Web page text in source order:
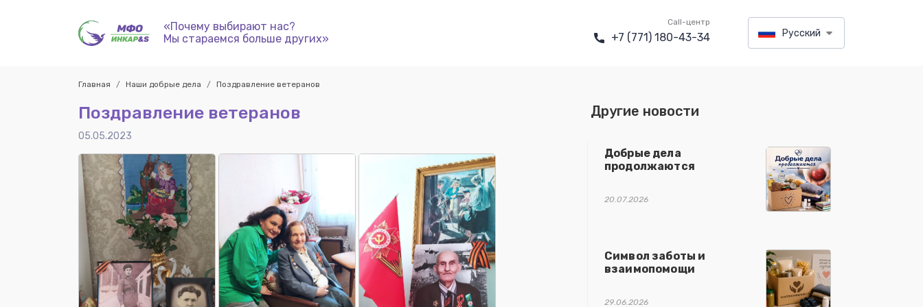
«Почему выбирают нас?
Мы стараемся больше других»
Call-центр
+7 (771) 180-43-34 Русский
Главная Наши добрые дела Поздравление ветеранов
Поздравление ветеранов
05.05.2023
Другие новости
Добрые дела
продолжаются
20.07.2026
Символ заботы и
взаимопомощи
29.06.2026